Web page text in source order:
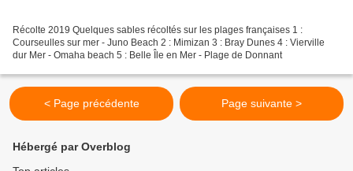
Récolte 2019 Quelques sables récoltés sur les plages françaises 1 :
Courseulles sur mer - Juno Beach 2 : Mimizan 3 : Bray Dunes 4 : Vierville
dur Mer - Omaha beach 5 : Belle Île en Mer - Plage de Donnant
< Page précédente Page suivante >
Hébergé par Overblog